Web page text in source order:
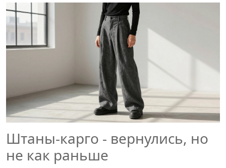
Штаны-карго - вернулись, но
не как раньше